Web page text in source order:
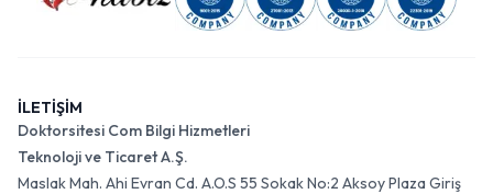
İLETİŞİM
Doktorsitesi Com Bilgi Hizmetleri
Teknoloji ve Ticaret A.Ş.
Maslak Mah. Ahi Evran Cd. A.O.S 55 Sokak No:2 Aksoy Plaza Giriş